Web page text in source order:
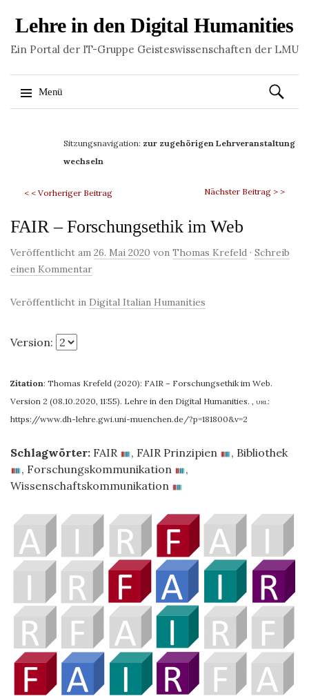
Lehre in den Digital Humanities
Ein Portal der IT-Gruppe Geisteswissenschaften der LMU
Menü
Suchen
nach:
Sitzungsnavigation: zur zugehörigen Lehrveranstaltung
wechseln
< < Vorheriger Beitrag Nächster Beitrag > >
FAIR – Forschungsethik im Web
Veröffentlicht am 26. Mai 2020 von Thomas Krefeld · Schreib
einen Kommentar
Veröffentlicht in Digital Italian Humanities
Version:
Zitation: Thomas Krefeld (2020): FAIR – Forschungsethik im Web.
Version 2 (08.10.2020, 11:55). Lehre in den Digital Humanities. , url:
https://www.dh-lehre.gwi.uni-muenchen.de/?p=181800&v=2
Schlagwörter: FAIR , FAIR Prinzipien , Bibliothek
, Forschungskommunikation
,
Wissenschaftskommunikation